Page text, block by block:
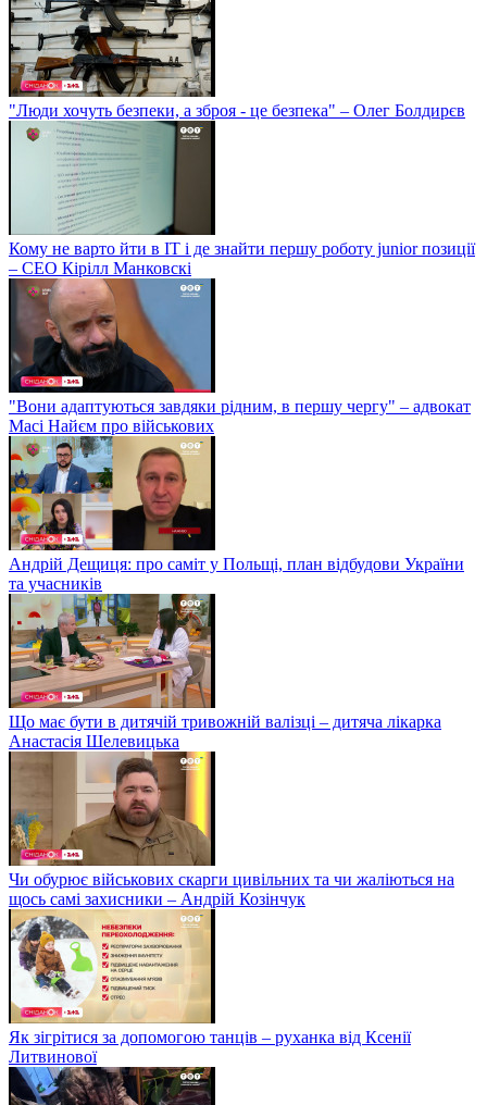
"Люди хочуть безпеки, а зброя - це безпека" – Олег Болдирєв
Кому не варто йти в IT і де знайти першу роботу junior позиції
– СЕО Кірілл Манковскі
"Вони адаптуються завдяки рідним, в першу чергу" – адвокат
Масі Найєм про військових
Андрій Дещиця: про саміт у Польщі, план відбудови України
та учасників
Що має бути в дитячій тривожній валізці – дитяча лікарка
Анастасія Шелевицька
Чи обурює військових скарги цивільних та чи жаліються на
щось самі захисники – Андрій Козінчук
Як зігрітися за допомогою танців – руханка від Ксенії
Литвинової